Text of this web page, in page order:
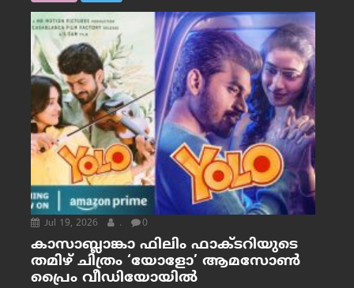
Jul 19, 2026 . 0
കാസാബ്ലാങ്കാ ഫിലിം ഫാക്ടറിയുടെ
തമിഴ് ചിത്രം ‘യോളോ’ ആമസോൺ
പ്രൈം വീഡിയോയിൽ